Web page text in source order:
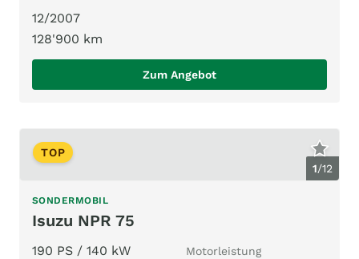
12/2007
128'900 km
Zum Angebot
1/12
TOP
SONDERMOBIL
Isuzu NPR 75
190 PS / 140 kW Motorleistung